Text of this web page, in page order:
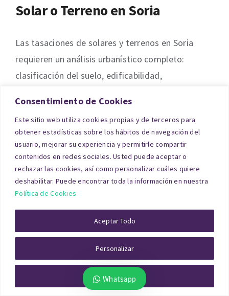
Consentimiento de Cookies
Este sitio web utiliza cookies propias y de terceros para
obtener estadísticas sobre los hábitos de navegación del
usuario, mejorar su experiencia y permitirle compartir
contenidos en redes sociales. Usted puede aceptar o
rechazar las cookies, así como personalizar cuáles quiere
deshabilitar. Puede encontrar toda la información en nuestra
Política de Cookies
Personalizar
Rechazar Todo
Aceptar Todo
Solar o Terreno en Soria
Las tasaciones de solares y terrenos en Soria
requieren un análisis urbanístico completo:
clasificación del suelo, edificabilidad,
accesos y aprovechamiento urbanístico.
En suelos urbanos consolidados se utiliza el
método de comparación, mientras que en
terrenos urbanizables o no desarrollados se
emplea el método residual estático o dinámico.
Las sociedades homologadas por el Banco de
Whatsapp